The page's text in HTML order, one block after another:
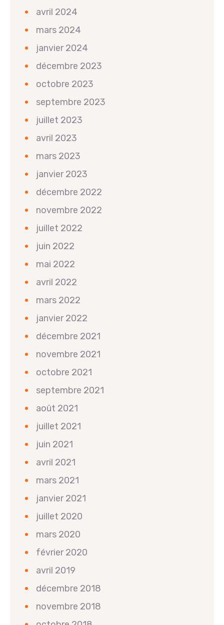
avril 2024
mars 2024
janvier 2024
décembre 2023
octobre 2023
septembre 2023
juillet 2023
avril 2023
mars 2023
janvier 2023
décembre 2022
novembre 2022
juillet 2022
juin 2022
mai 2022
avril 2022
mars 2022
janvier 2022
décembre 2021
novembre 2021
octobre 2021
septembre 2021
août 2021
juillet 2021
juin 2021
avril 2021
mars 2021
janvier 2021
juillet 2020
mars 2020
février 2020
avril 2019
décembre 2018
novembre 2018